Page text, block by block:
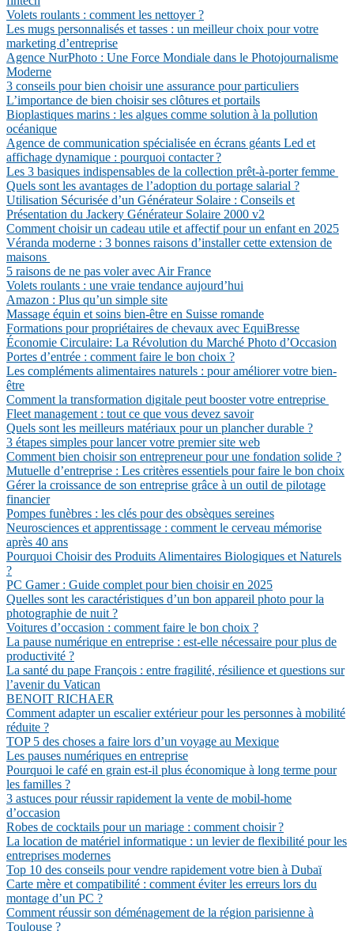
Volets roulants : comment les nettoyer ?
Les mugs personnalisés et tasses : un meilleur choix pour votre
marketing d’entreprise
Agence NurPhoto : Une Force Mondiale dans le Photojournalisme
Moderne
3 conseils pour bien choisir une assurance pour particuliers
L’importance de bien choisir ses clôtures et portails
Bioplastiques marins : les algues comme solution à la pollution
océanique
Agence de communication spécialisée en écrans géants Led et
affichage dynamique : pourquoi contacter ?
Les 3 basiques indispensables de la collection prêt-à-porter femme
Quels sont les avantages de l’adoption du portage salarial ?
Utilisation Sécurisée d’un Générateur Solaire : Conseils et
Présentation du Jackery Générateur Solaire 2000 v2
Comment choisir un cadeau utile et affectif pour un enfant en 2025
Véranda moderne : 3 bonnes raisons d’installer cette extension de
maisons
5 raisons de ne pas voler avec Air France
Volets roulants : une vraie tendance aujourd’hui
Amazon : Plus qu’un simple site
Massage équin et soins bien-être en Suisse romande
Formations pour propriétaires de chevaux avec EquiBresse
Économie Circulaire: La Révolution du Marché Photo d’Occasion
Portes d’entrée : comment faire le bon choix ?
Les compléments alimentaires naturels : pour améliorer votre bien-
être
Comment la transformation digitale peut booster votre entreprise
Fleet management : tout ce que vous devez savoir
Quels sont les meilleurs matériaux pour un plancher durable ?
3 étapes simples pour lancer votre premier site web
Comment bien choisir son entrepreneur pour une fondation solide ?
Mutuelle d’entreprise : Les critères essentiels pour faire le bon choix
Gérer la croissance de son entreprise grâce à un outil de pilotage
financier
Pompes funèbres : les clés pour des obsèques sereines
Neurosciences et apprentissage : comment le cerveau mémorise
après 40 ans
Pourquoi Choisir des Produits Alimentaires Biologiques et Naturels
?
PC Gamer : Guide complet pour bien choisir en 2025
Quelles sont les caractéristiques d’un bon appareil photo pour la
photographie de nuit ?
Voitures d’occasion : comment faire le bon choix ?
La pause numérique en entreprise : est-elle nécessaire pour plus de
productivité ?
La santé du pape François : entre fragilité, résilience et questions sur
l’avenir du Vatican
BENOIT RICHAER
Comment adapter un escalier extérieur pour les personnes à mobilité
réduite ?
TOP 5 des choses a faire lors d’un voyage au Mexique
Les pauses numériques en entreprise
Pourquoi le café en grain est-il plus économique à long terme pour
les familles ?
3 astuces pour réussir rapidement la vente de mobil-home
d’occasion
Robes de cocktails pour un mariage : comment choisir ?
La location de matériel informatique : un levier de flexibilité pour les
entreprises modernes
Top 10 des conseils pour vendre rapidement votre bien à Dubaï
Carte mère et compatibilité : comment éviter les erreurs lors du
montage d’un PC ?
Comment réussir son déménagement de la région parisienne à
Toulouse ?